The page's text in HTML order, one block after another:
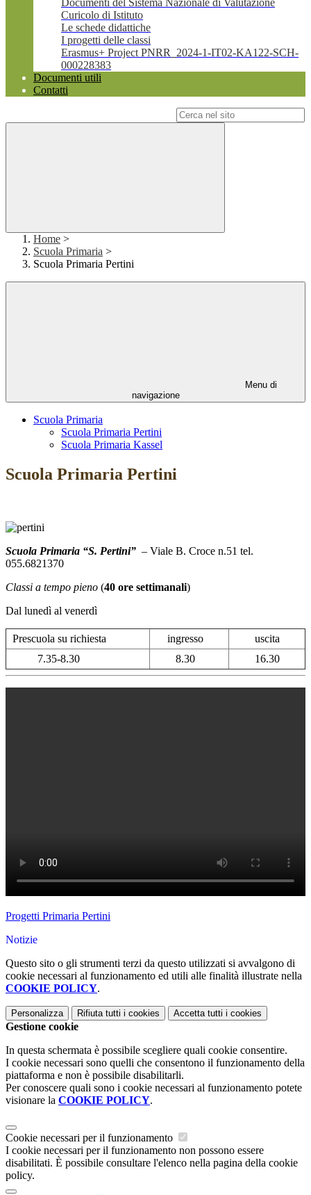
Documenti del Sistema Nazionale di Valutazione
Curicolo di Istituto
Le schede didattiche
I progetti delle classi
Erasmus+ Project PNRR_2024-1-IT02-KA122-SCH-
000228383
Documenti utili
Contatti
Home >
Scuola Primaria >
Scuola Primaria Pertini
Menu di
navigazione
Scuola Primaria
Scuola Primaria Pertini
Scuola Primaria Kassel
Scuola Primaria Pertini
Scuola Primaria “S. Pertini” – Viale B. Croce n.51 tel.
055.6821370
Classi a tempo pieno (40 ore settimanali)
Dal lunedì al venerdì
Prescuola su richiesta ingresso
uscita
7.35-8.30
8.30 16.30
Progetti Primaria Pertini
Notizie
Questo sito o gli strumenti terzi da questo utilizzati si avvalgono di
cookie necessari al funzionamento ed utili alle finalità illustrate nella
COOKIE POLICY.
Personalizza Rifiuta tutti i cookies Accetta tutti i cookies
Gestione cookie
In questa schermata è possibile scegliere quali cookie consentire.
I cookie necessari sono quelli che consentono il funzionamento della
piattaforma e non è possibile disabilitarli.
Per conoscere quali sono i cookie necessari al funzionamento potete
visionare la COOKIE POLICY.
Cookie necessari per il funzionamento
I cookie necessari per il funzionamento non possono essere
disabilitati. È possibile consultare l'elenco nella pagina della cookie
policy.